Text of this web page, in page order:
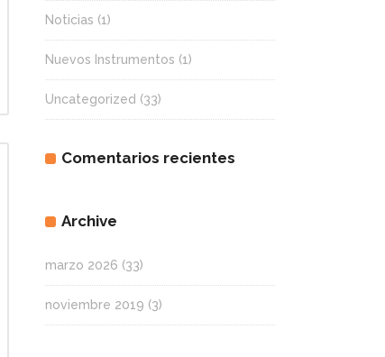
Noticias (1)
Nuevos Instrumentos (1)
Uncategorized (33)
Comentarios recientes
Archive
marzo 2026 (33)
noviembre 2019 (3)